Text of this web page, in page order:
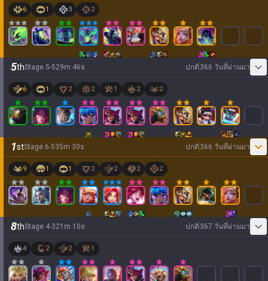
6 1 3 2
5thStage 5-529m 46s ปกติ 366 วันที่ผ่านมา
6 1 2 2 1 2 2
1stStage 6-535m 30s ปกติ 366 วันที่ผ่านมา
9 1 1 2 2 2 2
8thStage 4-321 m 10s ปกติ 367 วันที่ผ่านมา
4 2 2 1